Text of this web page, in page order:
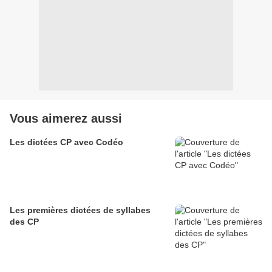
Vous aimerez aussi
Les dictées CP avec Codéo
Les premières dictées de syllabes
des CP